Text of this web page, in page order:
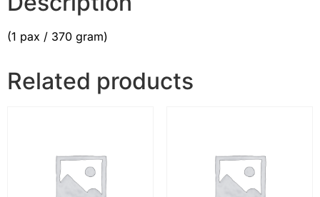
(1 pax / 370 gram)
Related products